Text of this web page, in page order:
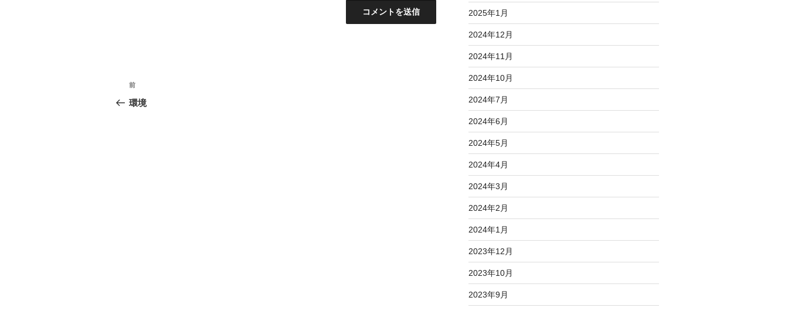
投
稿
過
去
前
環境
2025年1月
2024年12月
2024年11月
2024年10月
2024年7月
2024年6月
2024年5月
2024年4月
2024年3月
2024年2月
2024年1月
2023年12月
2023年10月
2023年9月